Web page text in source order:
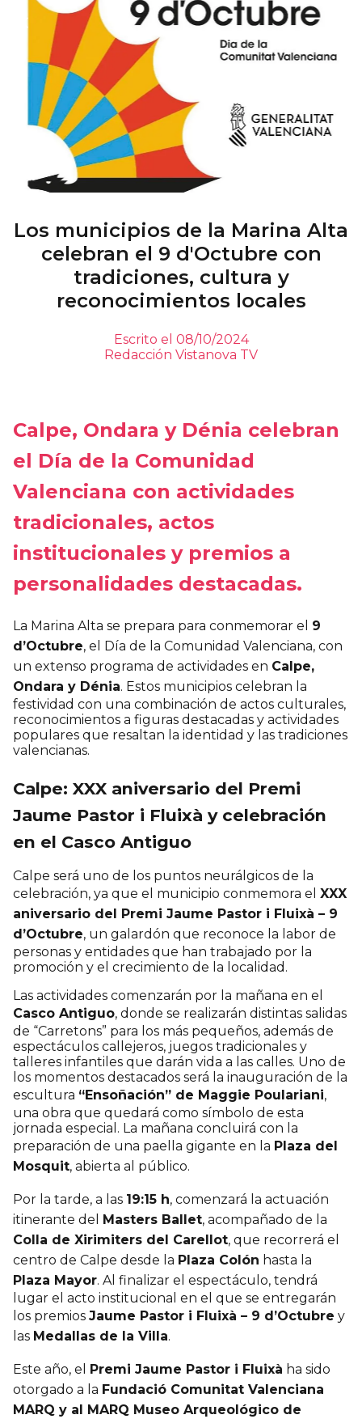
Los municipios de la Marina Alta
celebran el 9 d'Octubre con
tradiciones, cultura y
reconocimientos locales
Escrito el 08/10/2024
Redacción Vistanova TV
Calpe, Ondara y Dénia celebran
el Día de la Comunidad
Valenciana con actividades
tradicionales, actos
institucionales y premios a
personalidades destacadas.
La Marina Alta se prepara para conmemorar el 9
d’Octubre, el Día de la Comunidad Valenciana, con
un extenso programa de actividades en Calpe,
Ondara y Dénia. Estos municipios celebran la
festividad con una combinación de actos culturales,
reconocimientos a figuras destacadas y actividades
populares que resaltan la identidad y las tradiciones
valencianas.
Calpe: XXX aniversario del Premi
Jaume Pastor i Fluixà y celebración
en el Casco Antiguo
Calpe será uno de los puntos neurálgicos de la
celebración, ya que el municipio conmemora el XXX
aniversario del Premi Jaume Pastor i Fluixà – 9
d’Octubre, un galardón que reconoce la labor de
personas y entidades que han trabajado por la
promoción y el crecimiento de la localidad.
Las actividades comenzarán por la mañana en el
Casco Antiguo, donde se realizarán distintas salidas
de “Carretons” para los más pequeños, además de
espectáculos callejeros, juegos tradicionales y
talleres infantiles que darán vida a las calles. Uno de
los momentos destacados será la inauguración de la
escultura “Ensoñación” de Maggie Poulariani,
una obra que quedará como símbolo de esta
jornada especial. La mañana concluirá con la
preparación de una paella gigante en la Plaza del
Mosquit, abierta al público.
Por la tarde, a las 19:15 h, comenzará la actuación
itinerante del Masters Ballet, acompañado de la
Colla de Xirimiters del Carellot, que recorrerá el
centro de Calpe desde la Plaza Colón hasta la
Plaza Mayor. Al finalizar el espectáculo, tendrá
lugar el acto institucional en el que se entregarán
los premios Jaume Pastor i Fluixà – 9 d’Octubre y
las Medallas de la Villa.
Este año, el Premi Jaume Pastor i Fluixà ha sido
otorgado a la Fundació Comunitat Valenciana
MARQ y al MARQ Museo Arqueológico de